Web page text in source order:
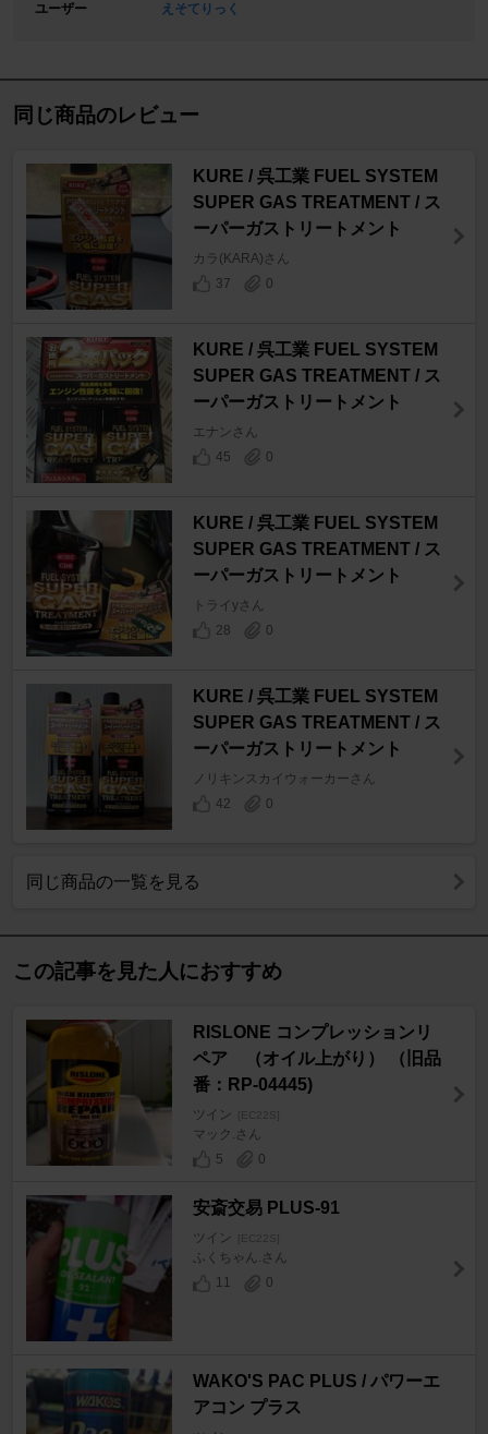
ユーザー
えそてりっく
同じ商品のレビュー
KURE / 呉工業 FUEL SYSTEM
SUPER GAS TREATMENT / ス
ーパーガストリートメント
カラ(KARA)さん
37
0
KURE / 呉工業 FUEL SYSTEM
SUPER GAS TREATMENT / ス
ーパーガストリートメント
エナンさん
45
0
KURE / 呉工業 FUEL SYSTEM
SUPER GAS TREATMENT / ス
ーパーガストリートメント
トライyさん
28
0
KURE / 呉工業 FUEL SYSTEM
SUPER GAS TREATMENT / ス
ーパーガストリートメント
ノリキンスカイウォーカーさん
42
0
同じ商品の一覧を見る
この記事を見た人におすすめ
RISLONE コンプレッションリ
ペア （オイル上がり） （旧品
番：RP-04445)
ツイン [EC22S]
マック.さん
5
0
安斎交易 PLUS-91
ツイン [EC22S]
ふくちゃん.さん
11
0
WAKO'S PAC PLUS / パワーエ
アコン プラス